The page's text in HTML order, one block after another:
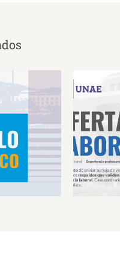
para
Oferta